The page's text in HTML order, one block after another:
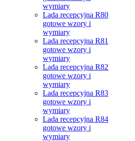
wymiary
Lada recepcyjna R80
gotowe wzory i
wymiary
Lada recepcyjna R81
gotowe wzory i
wymiary
Lada recepcyjna R82
gotowe wzory i
wymiary
Lada recepcyjna R83
gotowe wzory i
wymiary
Lada recepcyjna R84
gotowe wzory i
wymiary